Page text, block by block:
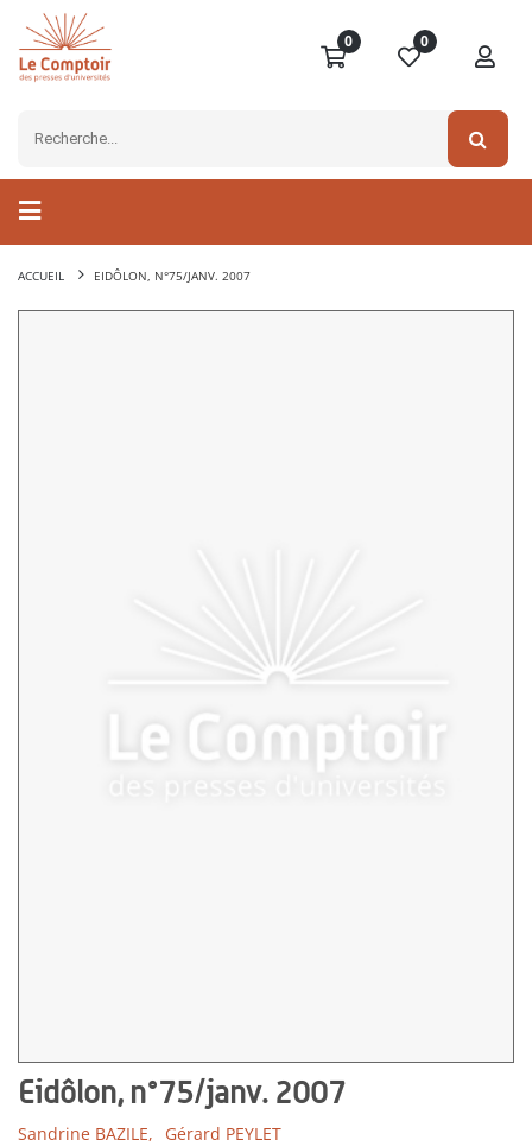
0 0
ACCUEIL EIDÔLON, N°75/JANV. 2007
Eidôlon, n°75/janv. 2007
Sandrine BAZILE, Gérard PEYLET